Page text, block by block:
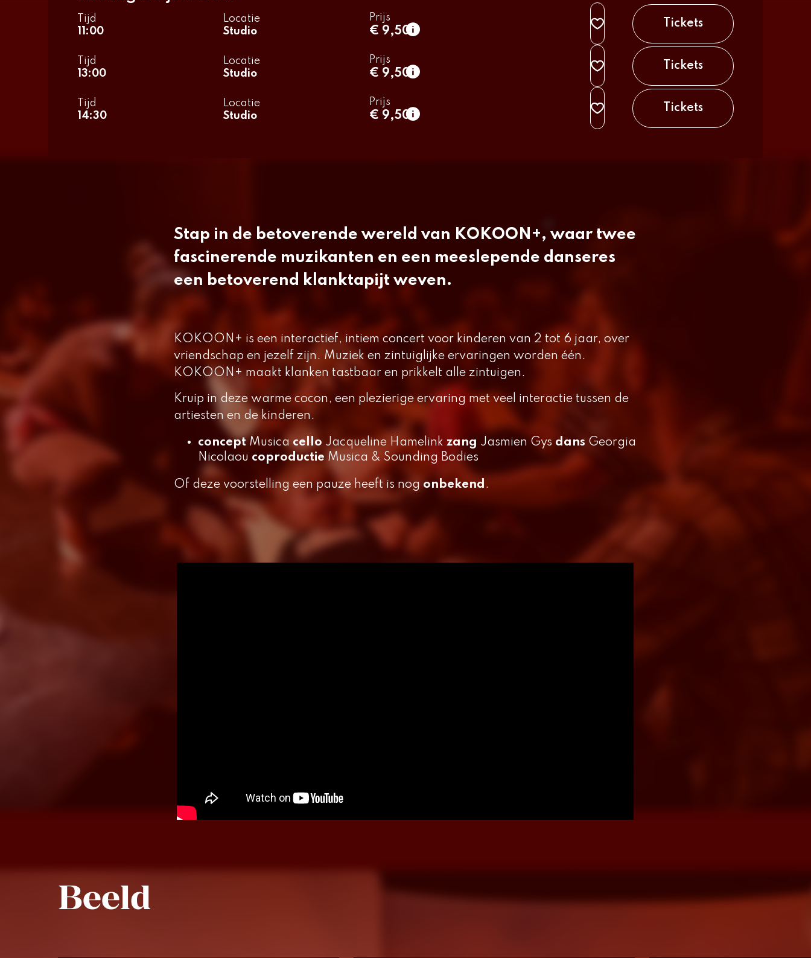
Tijd
11:00
Locatie
Studio
Prijs
€ 9,50
Tickets
Tijd
13:00
Locatie
Studio
Prijs
€ 9,50
Tickets
Tijd
14:30
Locatie
Studio
Prijs
€ 9,50
Tickets
Stap in de betoverende wereld van KOKOON+, waar twee
fascinerende muzikanten en een meeslepende danseres
een betoverend klanktapijt weven.
KOKOON+ is een interactief, intiem concert voor kinderen van 2 tot 6 jaar, over
vriendschap en jezelf zijn. Muziek en zintuiglijke ervaringen worden één.
KOKOON+ maakt klanken tastbaar en prikkelt alle zintuigen.
Kruip in deze warme cocon, een plezierige ervaring met veel interactie tussen de
artiesten en de kinderen.
concept Musica cello Jacqueline Hamelink zang Jasmien Gys dans Georgia
Nicolaou coproductie Musica & Sounding Bodies
Of deze voorstelling een pauze heeft is nog onbekend .
Beeld